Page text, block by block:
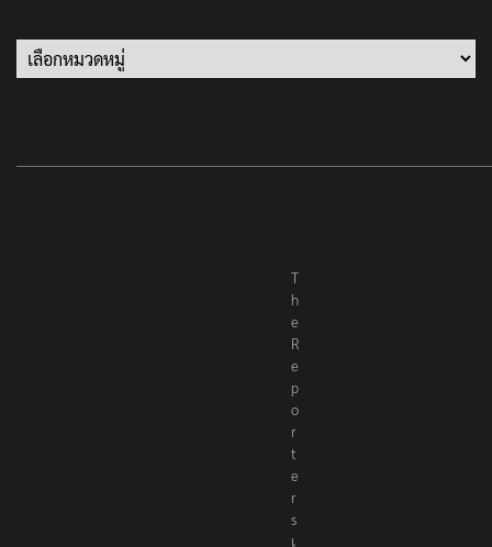
Categories
T
h
e
R
e
p
o
r
t
e
r
s
เ